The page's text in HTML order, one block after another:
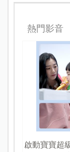
熱門影音
啟動寶寶超